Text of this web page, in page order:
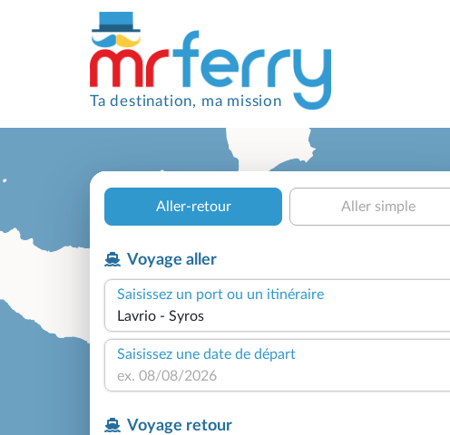
Ta destination, ma mission
Aller-retour Aller simple
Voyage aller
Saisissez un port ou un itinéraire
Saisissez une date de départ
Voyage retour